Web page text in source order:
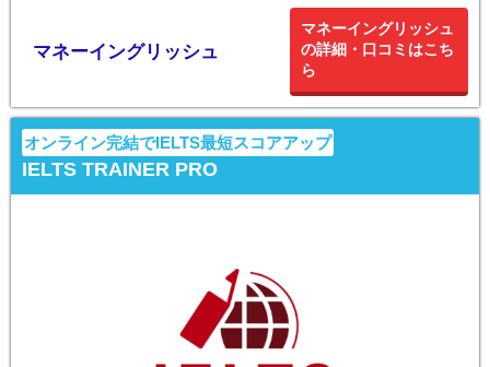
マネーイングリッシュ
マネーイングリッシュ
の詳細・口コミはこち
ら
オンライン完結でIELTS最短スコアアップ
IELTS TRAINER PRO